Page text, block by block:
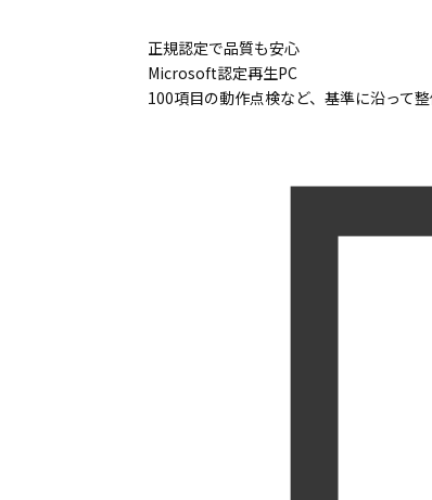
正規認定で品質も安心
Microsoft認定再生PC
100項目の動作点検など、基準に沿って